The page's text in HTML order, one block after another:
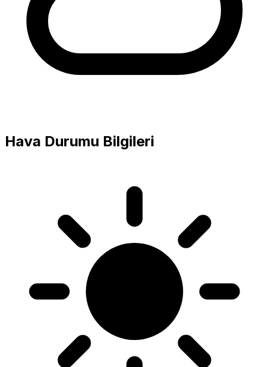
Hava Durumu Bilgileri